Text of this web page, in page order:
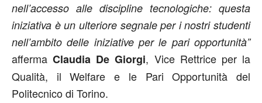
nell’accesso alle discipline tecnologiche: questa
iniziativa è un ulteriore segnale per i nostri studenti
nell’ambito delle iniziative per le pari opportunità”
affermaClaudia De Giorgi, Vice Rettrice per la
Qualità, il Welfare e le Pari Opportunità del
Politecnico di Torino.